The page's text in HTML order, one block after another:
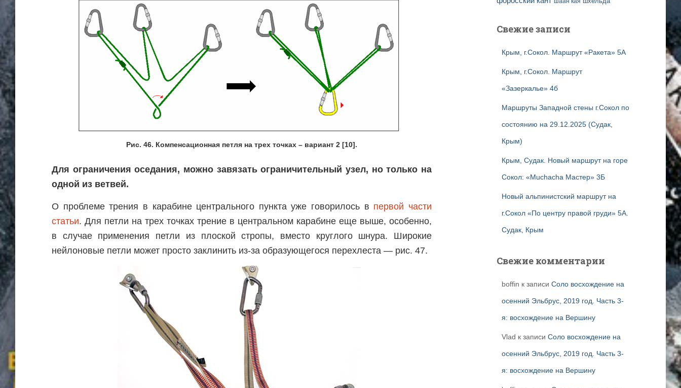
Рис. 46. Компенсационная петля на трех точках – вариант 2 [10].
Для ограничения оседания, можно завязать ограничительный узел, но только на
одной из ветвей.
О проблеме трения в карабине центрального пункта уже говорилось в первой части
статьи. Для петли на трех точках трение в центральном карабине еще выше, особенно,
в случае применения петли из плоской стропы, вместо круглого шнура. Широкие
нейлоновые петли может просто заклинить из-за образующегося перехлеста — рис. 47.
Свежие записи
Крым, г.Сокол. Маршрут «Ракета» 5А
Крым, г.Сокол. Маршрут
«Зазеркалье» 4б
Маршруты Западной стены г.Сокол по
состоянию на 29.12.2025 (Судак,
Крым)
Крым, Судак. Новый маршрут на горе
Сокол: «Muchacha Мастер» 3Б
Новый альпинистский маршрут на
г.Сокол «По центру правой груди» 5А.
Судак, Крым
Свежие комментарии
boffin к записи Соло восхождение на
осенний Эльбрус, 2019 год. Часть 3-
я: восхождение на Вершину
Vlad к записи Соло восхождение на
осенний Эльбрус, 2019 год. Часть 3-
я: восхождение на Вершину